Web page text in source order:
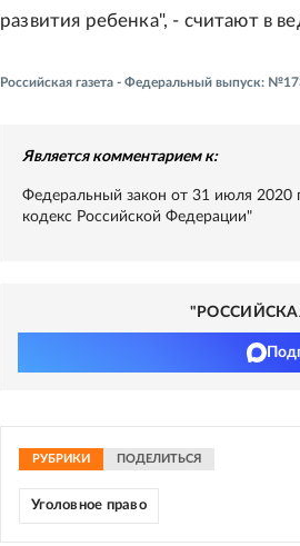
развития ребенка", - считают в
Российская газета - Федеральный выпуск:
Является комментарием к:
Федеральный закон от 31 июля 2020
кодекс Российской Федерации"
РУБРИКИ ПОДЕЛИТЬСЯ
Уголовное право